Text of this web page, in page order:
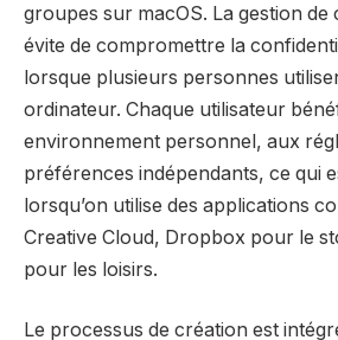
groupes sur macOS. La gestion de
évite de compromettre la
lorsque plusieurs personnes
ordinateur. Chaque utilisateur
environnement personnel, aux
préférences indépendants, ce qui
lorsqu’on utilise des applications
Creative Cloud, Dropbox pour le
pour les loisirs.
Le processus de création est